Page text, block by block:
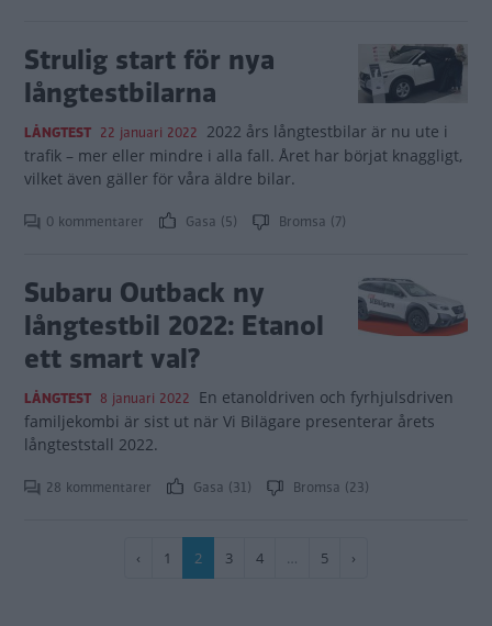
Strulig start för nya
långtestbilarna
LÅNGTEST 22 januari 2022 2022 års långtestbilar är nu ute i
trafik – mer eller mindre i alla fall. Året har börjat knaggligt,
vilket även gäller för våra äldre bilar.
0 kommentarer Gasa (5) Bromsa (7)
Subaru Outback ny
långtestbil 2022: Etanol
ett smart val?
LÅNGTEST 8 januari 2022 En etanoldriven och fyrhjulsdriven
familjekombi är sist ut när Vi Bilägare presenterar årets
långteststall 2022.
28 kommentarer Gasa (31) Bromsa (23)
PagineringFöregående
‹ Sida
1
Nuvarande
2 Sida
3 Sida
4 … Sida
5
Nästa
›